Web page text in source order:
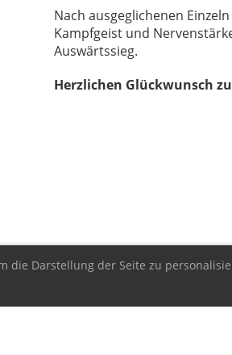
die Darstellung der Seite zu
Nach ausgeglichenen
Kampfgeist und
Auswärtssieg.
Herzlichen Glückwunsch